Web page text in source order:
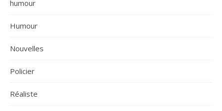
humour
Humour
Nouvelles
Policier
Réaliste